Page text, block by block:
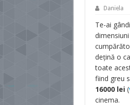
Daniela
Te-ai
deţină o
toate
fiind greu
16000 lei(
cinema.